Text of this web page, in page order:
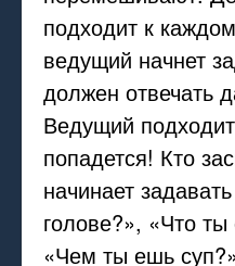
подходит к
ведущий начнет
должен отвечать
Ведущий
попадется! Кто
начинает
голове?», «Что
«Чем ты ешь